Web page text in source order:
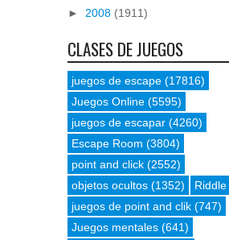
► 2008 (1911)
CLASES DE JUEGOS
juegos de escape (17816)
Juegos Online (5595)
juegos de escapar (4260)
Escape Room (3804)
point and click (2552)
objetos ocultos (1352) Riddle
juegos de point and clik (747)
Juegos mentales (641)